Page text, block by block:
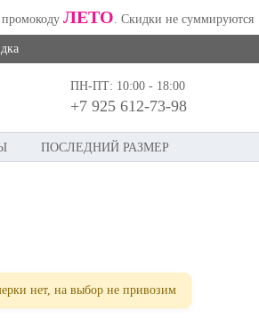
ЛЕТО. Скидки не суммируются
ПН-ПТ: 10:00 - 18:00
+7 925 612-73-98
ПОСЛЕДНИЙ РАЗМЕР
нет, на выбор не привозим